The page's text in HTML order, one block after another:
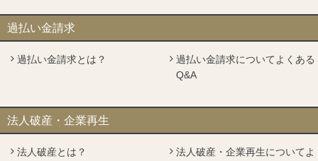
過払い金請求
過払い金請求とは？
過払い金請求についてよくある
Q&A
法人破産・企業再生
法人破産とは？
法人破産・企業再生についてよ